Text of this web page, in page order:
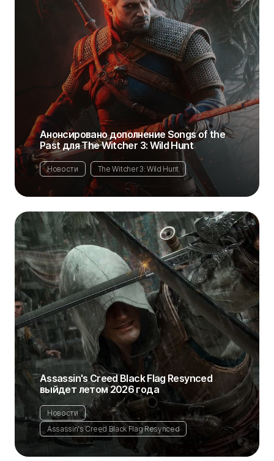
Анонсировано дополнение Songs of the
Past для The Witcher 3: Wild Hunt
Новости The Witcher 3: Wild Hunt
Assassin's Creed Black Flag Resynced
выйдет летом 2026 года
Новости
Assassin's Creed Black Flag Resynced